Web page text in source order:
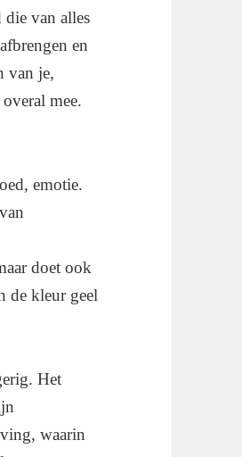
van alles
en
van je,
mee.
emotie.
doet ook
de kleur geel
Het
waarin